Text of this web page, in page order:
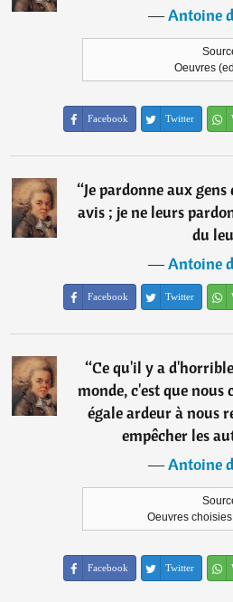
―Antoine
Oeuvres
Facebook Twitter
“Je pardonne aux
avis ; je ne leurs
du
―Antoine
Facebook Twitter
“Ce qu'il y a
monde, c'est que nous
égale ardeur à nous
empêcher les
―Antoine
Oeuvres
Facebook Twitter